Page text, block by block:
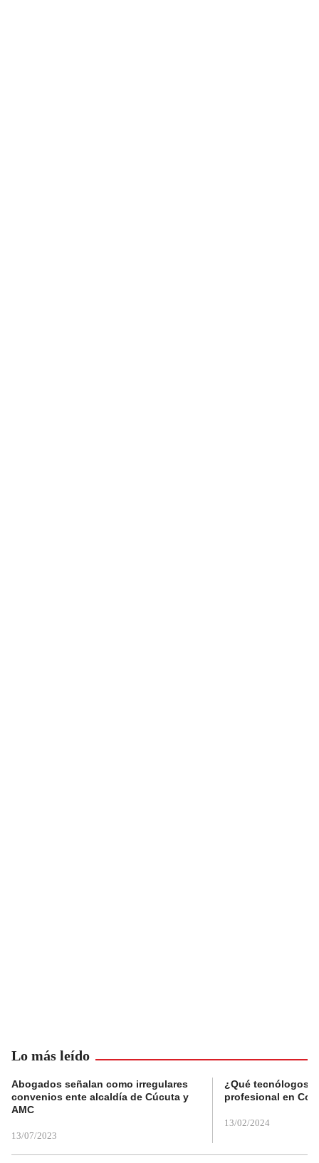
Lo más leído
Abogados señalan como irregulares
convenios ente alcaldía de Cúcuta y
AMC
13/07/2023
¿Qué tecnólogos
profesional en
13/02/2024